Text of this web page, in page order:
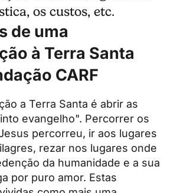
os custos, etc.
de uma
à Terra Santa
CARF
a Terra Santa é abrir as
evangelho". Percorrer os
percorreu, ir aos lugares
rezar nos lugares onde
da humanidade e a sua
por puro amor. Estas